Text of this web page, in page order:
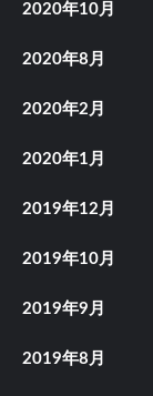
2020年10月
2020年8月
2020年2月
2020年1月
2019年12月
2019年10月
2019年9月
2019年8月